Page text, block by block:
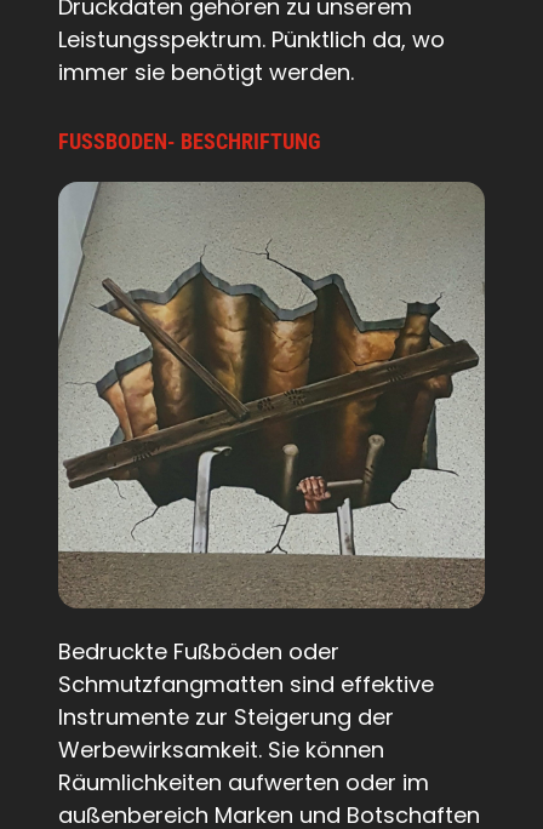
Druckdaten gehören zu unserem
Leistungsspektrum. Pünktlich da, wo
immer sie benötigt werden.
FUSSBODEN- BESCHRIFTUNG
Bedruckte Fußböden oder
Schmutzfangmatten sind effektive
Instrumente zur Steigerung der
Werbewirksamkeit. Sie können
Räumlichkeiten aufwerten oder im
außenbereich Marken und Botschaften